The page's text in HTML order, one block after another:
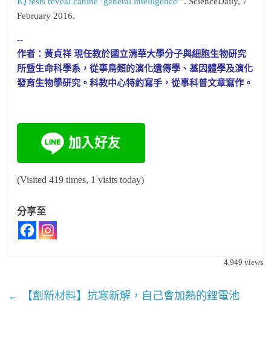
February 2016.
--
作者：黃貞祥 現任教於國立清華大學分子與細胞生物研究
所暨生命科學系，從事鳥類的演化遺傳學、基因體學及演化
發育生物學研究。科教中心特約寫手，從事科普文章寫作。
(Visited 419 times, 1 visits today)
分享至
4,949 views
← 【創新材料】抗寒新解，自己會加熱的鋰電池